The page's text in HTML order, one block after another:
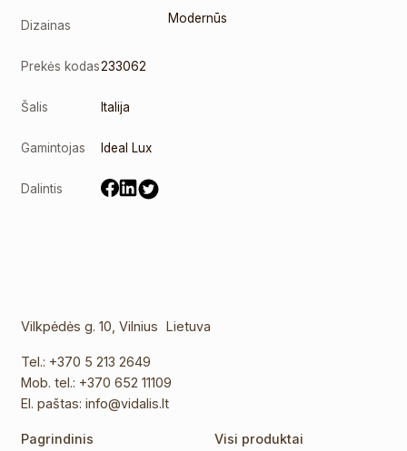
Dizainas Modernūs
Prekės kodas233062
Šalis Italija
Gamintojas Ideal Lux
Dalintis
Vilkpėdės g. 10, Vilnius Lietuva
Tel.: +370 5 213 2649
Mob. tel.: +370 652 11109
El. paštas:info@vidalis.lt
Pagrindinis Visi produktai